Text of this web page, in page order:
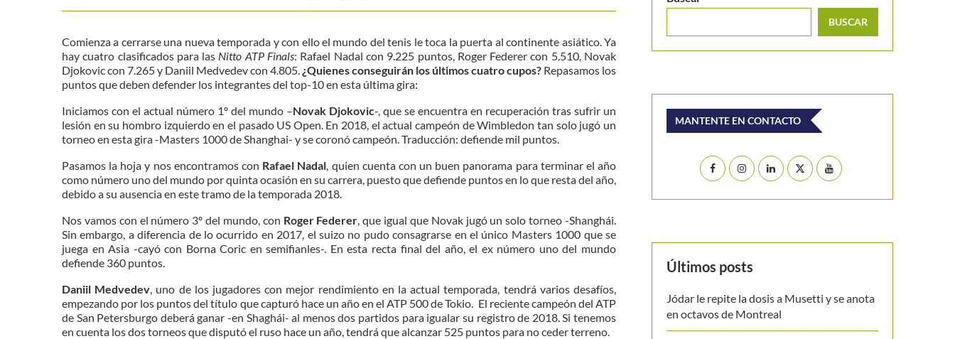
Comienza a cerrarse una nueva temporada y con ello el mundo del tenis le toca la puerta al continente asiático. Ya
hay cuatro clasificados para las Nitto ATP Finals: Rafael Nadal con 9.225 puntos, Roger Federer con 5.510, Novak
Djokovic con 7.265 y Daniil Medvedev con 4.805. ¿Quienes conseguirán los últimos cuatro cupos? Repasamos los
puntos que deben defender los integrantes del top-10 en esta última gira:
Iniciamos con el actual número 1º del mundo –Novak Djokovic-, que se encuentra en recuperación tras sufrir un
lesión en su hombro izquierdo en el pasado US Open. En 2018, el actual campeón de Wimbledon tan solo jugó un
torneo en esta gira -Masters 1000 de Shanghai- y se coronó campeón. Traducción: defiende mil puntos.
Pasamos la hoja y nos encontramos con Rafael Nadal, quien cuenta con un buen panorama para terminar el año
como número uno del mundo por quinta ocasión en su carrera, puesto que defiende puntos en lo que resta del año,
debido a su ausencia en este tramo de la temporada 2018.
Nos vamos con el número 3º del mundo, con Roger Federer, que igual que Novak jugó un solo torneo -Shanghái.
Sin embargo, a diferencia de lo ocurrido en 2017, el suizo no pudo consagrarse en el único Masters 1000 que se
juega en Asia -cayó con Borna Coric en semifianles-. En esta recta final del año, el ex número uno del mundo
defiende 360 puntos.
Daniil Medvedev, uno de los jugadores con mejor rendimiento en la actual temporada, tendrá varios desafíos,
empezando por los puntos del título que capturó hace un año en el ATP 500 de Tokio. El reciente campeón del ATP
de San Petersburgo deberá ganar -en Shaghái- al menos dos partidos para igualar su registro de 2018. Si tenemos
en cuenta los dos torneos que disputó el ruso hace un año, tendrá que alcanzar 525 puntos para no ceder terreno.
BUSCAR
MANTENTE EN CONTACTO
Últimos posts
Jódar le repite la dosis a Musetti y se anota
en octavos de Montreal